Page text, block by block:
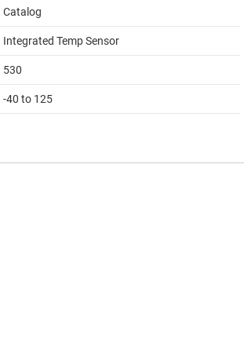
Catalog
Integrated Temp Sensor
530
-40 to 125